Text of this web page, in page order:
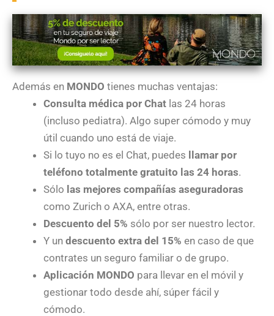
Además en MONDO tienes muchas ventajas:
Consulta médica por Chat las 24 horas
(incluso pediatra). Algo super cómodo y muy
útil cuando uno está de viaje.
Si lo tuyo no es el Chat, puedes llamar por
teléfono totalmente gratuito las 24 horas.
Sólo las mejores compañías aseguradoras
como Zurich o AXA, entre otras.
Descuento del 5% sólo por ser nuestro lector.
Y un descuento extra del 15% en caso de que
contrates un seguro familiar o de grupo.
Aplicación MONDO para llevar en el móvil y
gestionar todo desde ahí, súper fácil y
cómodo.